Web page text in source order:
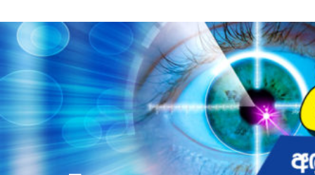
to
contentvinivida.lk